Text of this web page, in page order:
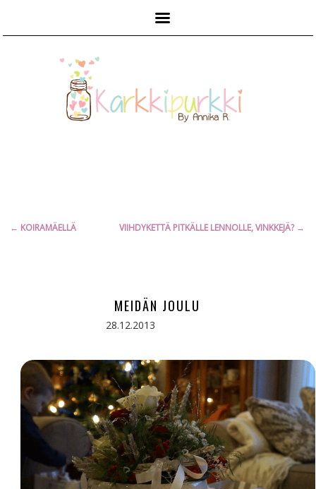
Artikkelien
← KOIRAMÄELLÄ VIIHDYKETTÄ PITKÄLLE LENNOLLE, VINKKEJÄ? →
MEIDÄN JOULU
28.12.2013